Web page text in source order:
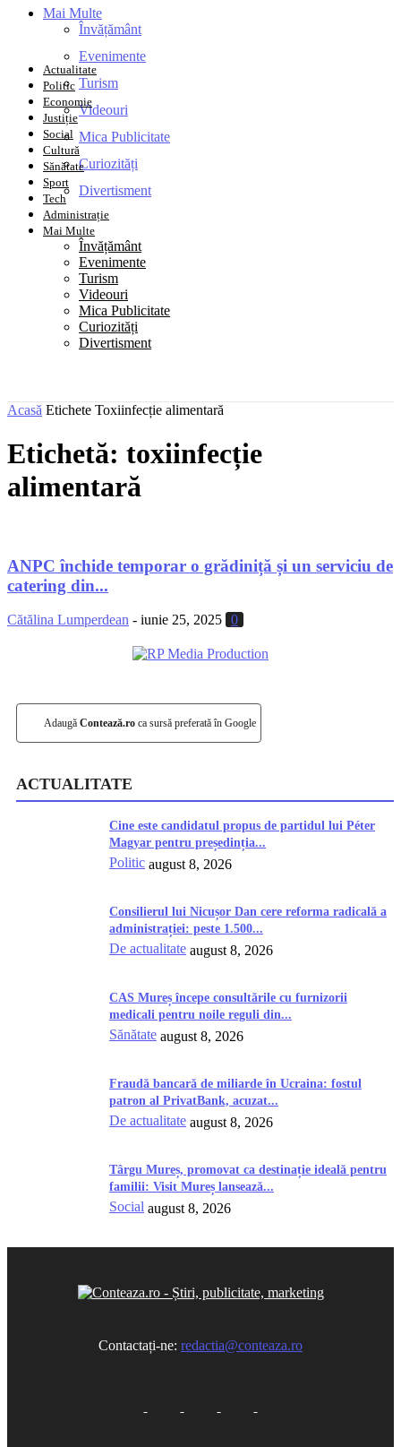
Mai Multe
Învățământ
Evenimente
Turism
Videouri
Mica Publicitate
Curiozități
Divertisment
Actualitate
Politic
Economie
Justiție
Social
Cultură
Sănătate
Sport
Tech
Administrație
Mai Multe
Învățământ
Evenimente
Turism
Videouri
Mica Publicitate
Curiozități
Divertisment
Acasă Etichete Toxiinfecție alimentară
Etichetă: toxiinfecție
alimentară
ANPC închide temporar o grădiniță și un serviciu de
catering din...
Cătălina Lumperdean - iunie 25, 2025 0
Adaugă Contează.ro ca sursă preferată în Google
ACTUALITATE
Cine este candidatul propus de partidul lui Péter
Magyar pentru președinția...
Politic august 8, 2026
Consilierul lui Nicușor Dan cere reforma radicală a
administrației: peste 1.500...
De actualitate august 8, 2026
CAS Mureș începe consultările cu furnizorii
medicali pentru noile reguli din...
Sănătate august 8, 2026
Fraudă bancară de miliarde în Ucraina: fostul
patron al PrivatBank, acuzat...
De actualitate august 8, 2026
Târgu Mureș, promovat ca destinație ideală pentru
familii: Visit Mureș lansează...
Social august 8, 2026
Contactați-ne: redactia@conteaza.ro